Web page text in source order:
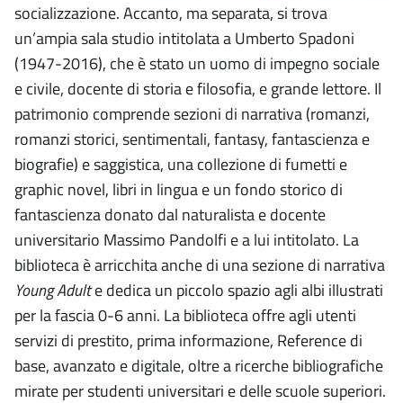
socializzazione. Accanto, ma separata, si trova
un’ampia sala studio intitolata a Umberto Spadoni
(1947-2016), che è stato un uomo di impegno sociale
e civile, docente di storia e filosofia, e grande lettore. Il
patrimonio comprende sezioni di narrativa (romanzi,
romanzi storici, sentimentali, fantasy, fantascienza e
biografie) e saggistica, una collezione di fumetti e
graphic novel, libri in lingua e un fondo storico di
fantascienza donato dal naturalista e docente
universitario Massimo Pandolfi e a lui intitolato. La
biblioteca è arricchita anche di una sezione di narrativa
Young Adulte dedica un piccolo spazio agli albi illustrati
per la fascia 0-6 anni. La biblioteca offre agli utenti
servizi di prestito, prima informazione, Reference di
base, avanzato e digitale, oltre a ricerche bibliografiche
mirate per studenti universitari e delle scuole superiori.